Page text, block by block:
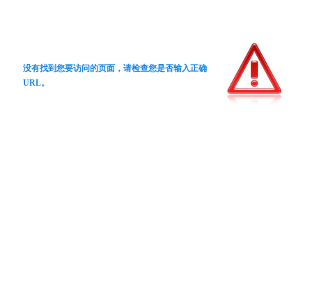
没有找到您要访问的页面，请检查您是否输入正确
URL。